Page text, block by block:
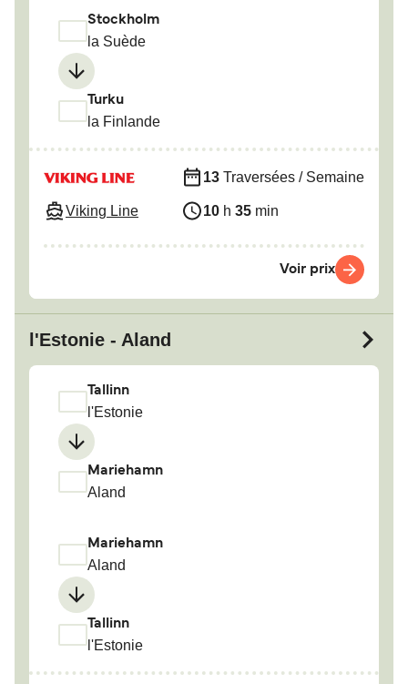
Stockholm
la Suède
Turku
la Finlande
Viking Line
13 Traversées / Semaine
10 h 35 min
Voir prix
l'Estonie - Aland
Tallinn
l'Estonie
Mariehamn
Aland
Mariehamn
Aland
Tallinn
l'Estonie